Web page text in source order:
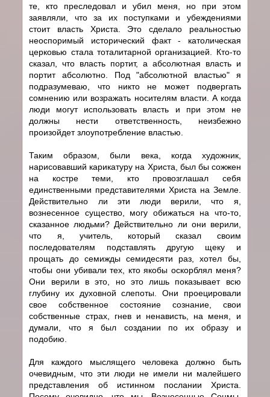
те, кто преследовал и убил меня, но при этом
заявляли, что за их поступками и убеждениями
стоит власть Христа. Это сделало реальностью
неоспоримый исторический факт - католическая
церковью стала тоталитарной организацией. Кто-то
сказал, что власть портит, а абсолютная власть и
портит абсолютно. Под "абсолютной властью" я
подразумеваю, что никто не может подвергать
сомнению или возражать носителям власти. А когда
люди могут использовать власть и при этом не
должны нести ответственность, неизбежно
произойдет злоупотребление властью.
Таким образом, были века, когда художник,
нарисовавший карикатуру на Христа, был бы сожжен
на костре теми, кто провозглашал себя
единственными представителями Христа на Земле.
Действительно ли эти люди верили, что я,
вознесенное существо, могу обижаться на что-то,
сказанное людьми? Действительно ли они верили,
что я, учитель, который сказал своим
последователям подставлять другую щеку и
прощать до семижды семидесяти раз, хотел бы,
чтобы они убивали тех, кто якобы оскорблял меня?
Они верили в это, но это лишь показывает всю
глубину их духовной слепоты. Они проецировали
свое собственное состояние сознание, свои
собственные страх, гнев и ненависть, на меня, и
думали, что я был создании по их образу и
подобию.
Для каждого мыслящего человека должно быть
очевидным, что эти люди не имели ни малейшего
представления об истинном послании Христа.